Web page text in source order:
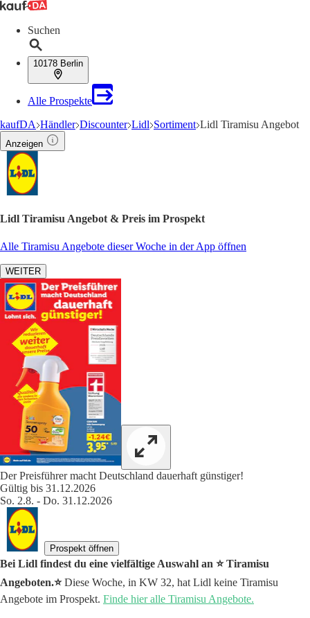
Suchen
10178 Berlin
Alle Prospekte
kaufDA Händler Discounter Lidl Sortiment Lidl Tiramisu Angebot
Anzeigen
Lidl Tiramisu Angebot & Preis im Prospekt
Alle Tiramisu Angebote dieser Woche in der App öffnen
WEITER
Der Preisführer macht Deutschland dauerhaft günstiger!
Gültig bis 31.12.2026
So. 2.8. - Do. 31.12.2026
Prospekt öffnen
Bei Lidl findest du eine vielfältige Auswahl an ⭐️ Tiramisu
Angeboten.⭐️Diese Woche, in KW 32, hat Lidl keine Tiramisu
Angebote im Prospekt. Finde hier alle Tiramisu Angebote.